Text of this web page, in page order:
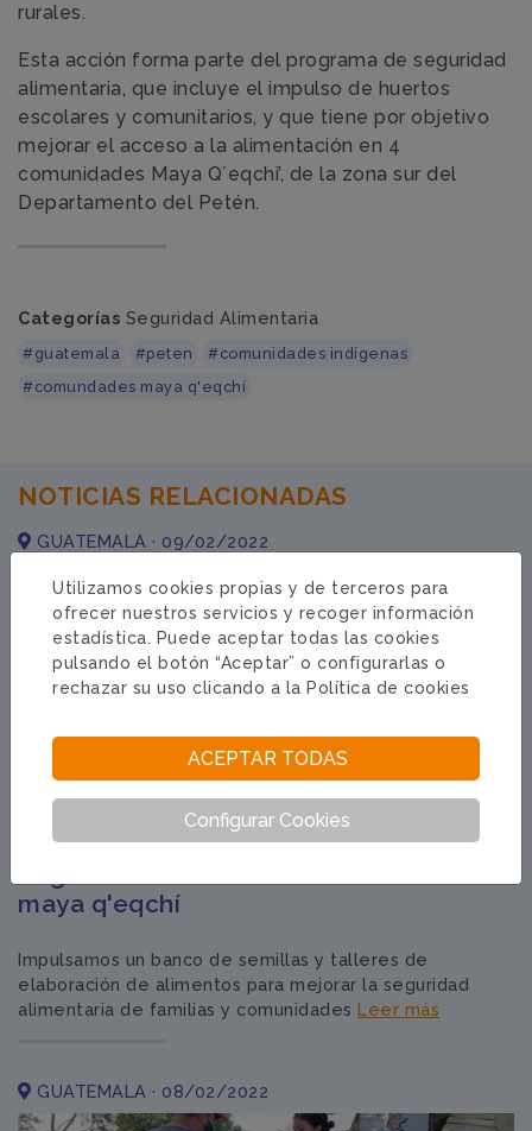
rurales.
Esta acción forma parte del programa de seguridad
alimentaria, que incluye el impulso de huertos
escolares y comunitarios, y que tiene por objetivo
mejorar el acceso a la alimentación en 4
comunidades Maya Q´eqchi’, de la zona sur del
Departamento del Petén.
Categorías Seguridad Alimentaria
#guatemala #peten
#comunidades indígenas
#comundades maya q'eqchí
NOTICIAS RELACIONADAS
GUATEMALA · 09/02/2022
maya q'eqchí
Impulsamos un banco de semillas y talleres de
elaboración de alimentos para mejorar la seguridad
alimentaria de familias y comunidades Leer más
GUATEMALA · 08/02/2022
Utilizamos cookies propias y de terceros para
ofrecer nuestros servicios y recoger información
estadística. Puede aceptar todas las cookies
pulsando el botón “Aceptar” o configurarlas o
rechazar su uso clicando a la Política de cookies
ACEPTAR TODAS
Configurar Cookies